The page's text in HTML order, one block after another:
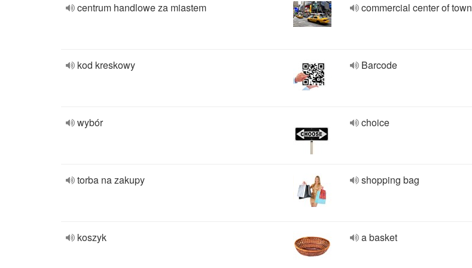
centrum handlowe za miastem commercial center of town
kod kreskowy Barcode
wybór choice
torba na zakupy shopping bag
koszyk a basket